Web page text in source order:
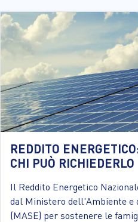
REDDITO
CHI PUÒ RICHIEDERLO
Il Reddito Energetico
dal Ministero dell'Ambiente e
(MASE) per sostenere le